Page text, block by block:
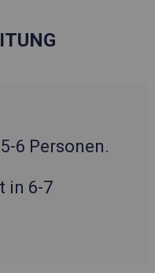
6 Personen.
in 6-7